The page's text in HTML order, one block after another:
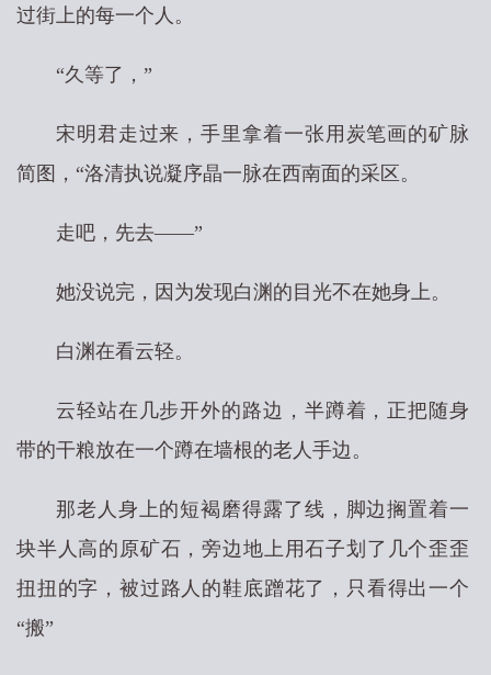
过街上的每一个人。
“久等了，”
宋明君走过来，手里拿着一张用炭笔画的矿脉
简图，“洛清执说凝序晶一脉在西南面的采区。
走吧，先去——”
她没说完，因为发现白渊的目光不在她身上。
白渊在看云轻。
云轻站在几步开外的路边，半蹲着，正把随身
带的干粮放在一个蹲在墙根的老人手边。
那老人身上的短褐磨得露了线，脚边搁置着一
块半人高的原矿石，旁边地上用石子划了几个歪歪
扭扭的字，被过路人的鞋底蹭花了，只看得出一个
“搬”